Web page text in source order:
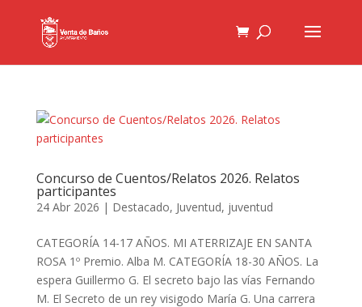
Concurso de Cuentos/Relatos 2026. Relatos
participantes
24 Abr 2026 | Destacado, Juventud, juventud
CATEGORÍA 14-17 AÑOS. MI ATERRIZAJE EN SANTA
ROSA 1º Premio. Alba M. CATEGORÍA 18-30 AÑOS. La
espera Guillermo G. El secreto bajo las vías Fernando
M. El Secreto de un rey visigodo María G. Una carrera